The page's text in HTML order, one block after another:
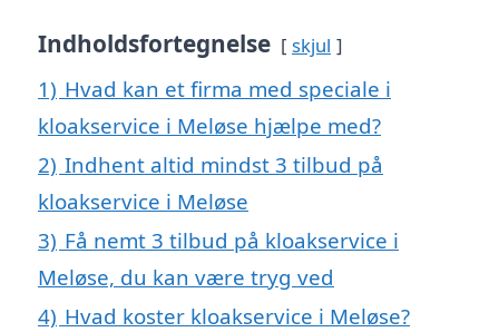
Indholdsfortegnelse skjul
1) Hvad kan et firma med speciale i
kloakservice i Meløse hjælpe med?
2) Indhent altid mindst 3 tilbud på
kloakservice i Meløse
3) Få nemt 3 tilbud på kloakservice i
Meløse, du kan være tryg ved
4) Hvad koster kloakservice i Meløse?